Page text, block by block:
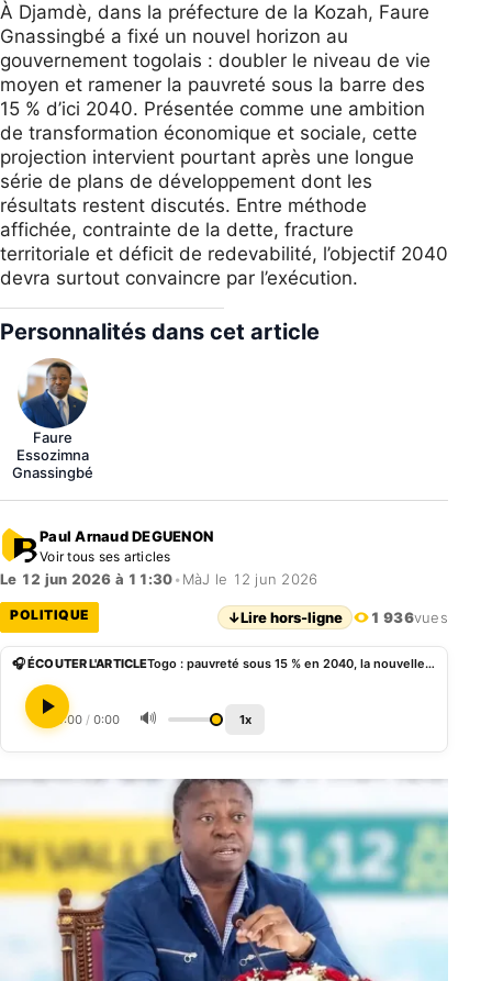
À Djamdè, dans la préfecture de la Kozah, Faure
Gnassingbé a fixé un nouvel horizon au
gouvernement togolais : doubler le niveau de vie
moyen et ramener la pauvreté sous la barre des
15 % d’ici 2040. Présentée comme une ambition
de transformation économique et sociale, cette
projection intervient pourtant après une longue
série de plans de développement dont les
résultats restent discutés. Entre méthode
affichée, contrainte de la dette, fracture
territoriale et déficit de redevabilité, l’objectif 2040
devra surtout convaincre par l’exécution.
Personnalités dans cet article
Faure
Essozimna
Gnassingbé
Paul Arnaud DEGUENON
Voir tous ses articles
Le 12 jun 2026 à 11:30• MàJ le 12 jun 2026
POLITIQUE ↓Lire hors-ligne 1 936vues
🎧 ÉCOUTER L'ARTICLE Togo : pauvreté sous 15 % en 2040, la nouvelle promesse de Faure Gnassingbé interroge
0:00 / 0:00 🔊 1x